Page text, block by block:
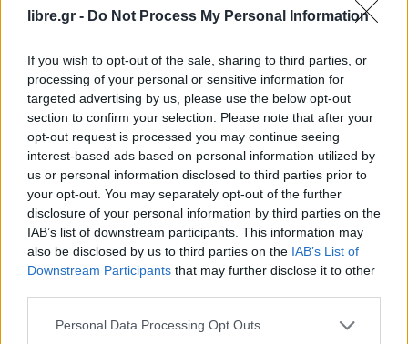
libre.gr - Do Not Process My Personal Information
If you wish to opt-out of the sale, sharing to third parties, or
processing of your personal or sensitive information for
targeted advertising by us, please use the below opt-out
section to confirm your selection. Please note that after your
opt-out request is processed you may continue seeing
interest-based ads based on personal information utilized by
us or personal information disclosed to third parties prior to
your opt-out. You may separately opt-out of the further
disclosure of your personal information by third parties on the
IAB’s list of downstream participants. This information may
also be disclosed by us to third parties on the IAB’s List of
Downstream Participants that may further disclose it to other
Personal Data Processing Opt Outs
Μαλακοπή. Θέλω να ευχαριστήσω για αυτό το
Πατριάρχη κ.κ. Βαρθολομαίο. Σήμερα μας έδωσε
την ιδιαίτερη χαρά να παρευρεθούμε στη
Δοξολογία στον Ιερό Ναό των Αγίων Θεοδώρων
Μαλακοπής. Εδώ βρίσκεται ένα κομμάτι της
ιστορίας του Ελληνισμού. Έχουμε ευθύνη να
διατηρήσουμε τις μνήμες ζωντανές, γιατί οι λαοί
που ξεχνούν την ιστορία τους, χάνουν την
ταυτότητά τους», αναφέρει ο κ. Ανδρουλάκης.
Facebook Share on X Bluesky